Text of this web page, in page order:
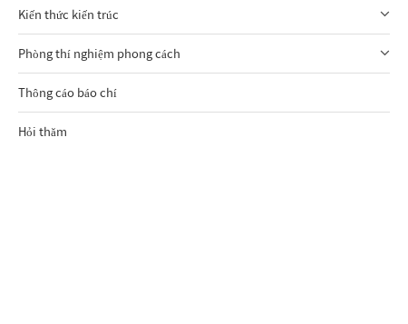
Kiến thức kiến trúc
Phòng thí nghiệm phong cách
Thông cáo báo chí
Hỏi thăm